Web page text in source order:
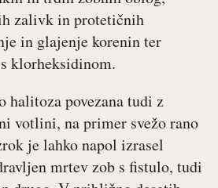
zalivk in protetičnih
in glajenje korenin ter
klorheksidinom.
halitoza povezana tudi z
votlini, na primer svežo rano
je lahko napol izrasel
mrtev zob s fistulo, tudi